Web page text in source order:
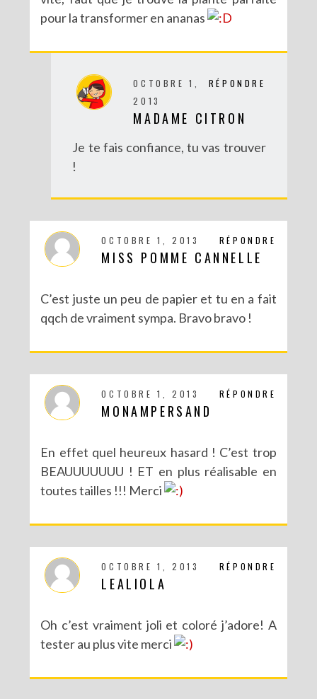
pour la transformer en ananas
RÉPONDRE
OCTOBRE 1,
2013
MADAME CITRON
Je te fais confiance, tu vas trouver
!
RÉPONDRE
OCTOBRE 1, 2013
MISS POMME CANNELLE
C’est juste un peu de papier et tu en a fait
qqch de vraiment sympa. Bravo bravo !
RÉPONDRE
OCTOBRE 1, 2013
MONAMPERSAND
En effet quel heureux hasard ! C’est trop
BEAUUUUUUU ! ET en plus réalisable en
toutes tailles !!! Merci
RÉPONDRE
OCTOBRE 1, 2013
LEALIOLA
Oh c’est vraiment joli et coloré j’adore! A
tester au plus vite merci